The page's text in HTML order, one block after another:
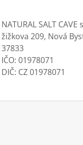
NATURAL SALT CAVE
žižkova 209, Nová
37833
IČO: 01978071
DIČ: CZ 01978071